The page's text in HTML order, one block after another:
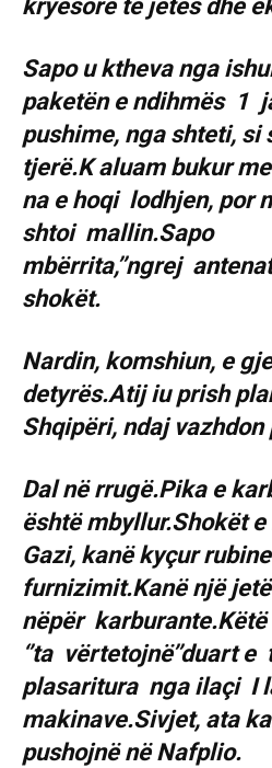
kryesorë të jetës dhe
Sapo u ktheva nga
paketën e ndihmës 1
pushime, nga shteti, si
tjerë.K aluam bukur
na e hoqi lodhjen, por
shtoi mallin.Sapo
mbërrita,’’ngrej
shokët.
Nardin, komshiun, e
detyrës.Atij iu prish
Shqipëri, ndaj vazhdon
Dal në rrugë.Pika e
është mbyllur.Shokët e
Gazi, kanë kyçur
furnizimit.Kanë një
nëpër karburante.Këtë
‘’ta vërtetojnë’’duart
plasaritura nga ilaçi I
makinave.Sivjet, ata
pushojnë në Nafplio.